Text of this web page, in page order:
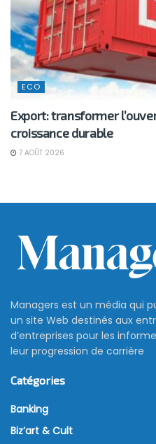
ECO
Export: transformer
croissance durable
7 AOÛT 2026
Managers est un média qui
un site Web destinés aux
d’entreprises pour les
leur progression de carrière
Catégories
Banking
Biz’art & Cult